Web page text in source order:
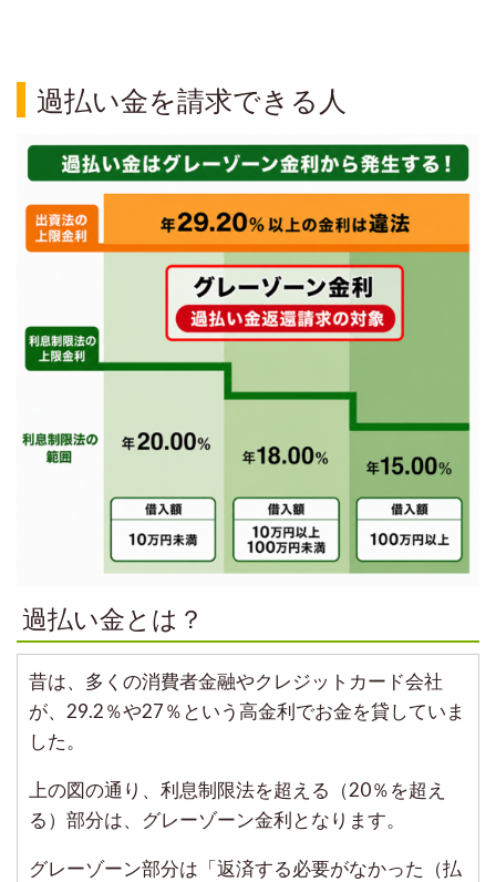
過払い金を請求できる人
過払い金とは？
昔は、多くの消費者金融やクレジットカード会社
が、29.2％や27％という高金利でお金を貸していま
した。
上の図の通り、利息制限法を超える（20％を超え
る）部分は、グレーゾーン金利となります。
グレーゾーン部分は「返済する必要がなかった（払